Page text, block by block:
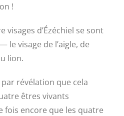
!
visages d’Ézéchiel se sont
le visage de l’aigle, de
lion.
par révélation que cela
êtres vivants
fois encore que les quatre